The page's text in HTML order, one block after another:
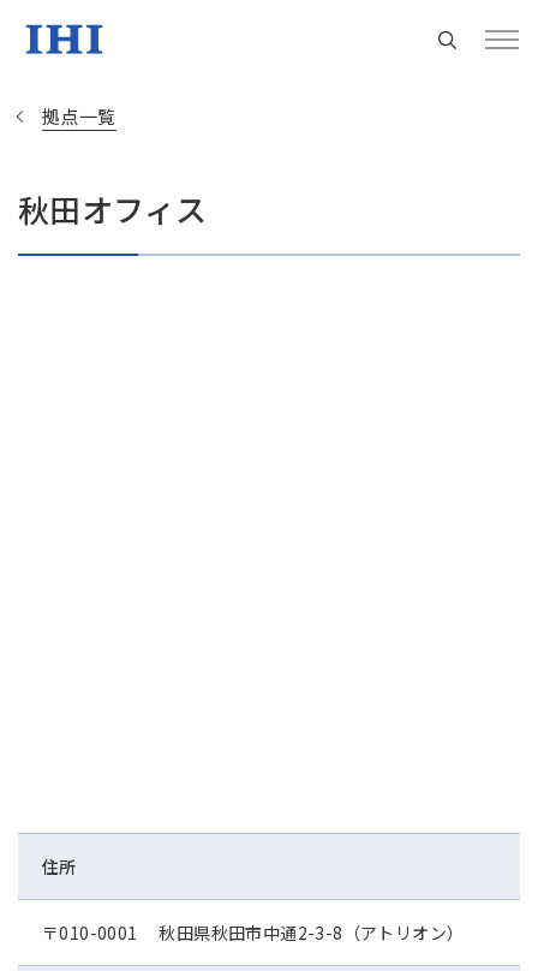
Location
拠点一覧
秋田オフィス
住所
〒010-0001 秋田県秋田市中通2-3-8（アトリオン）